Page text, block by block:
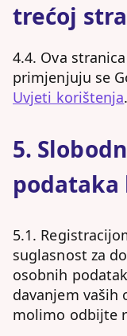
trećoj
4.4. Ova
primjenjuju se
Uvjeti korištenja.
5.
5.1.
suglasnost za
osobnih
davanjem vaših
molimo odbijte